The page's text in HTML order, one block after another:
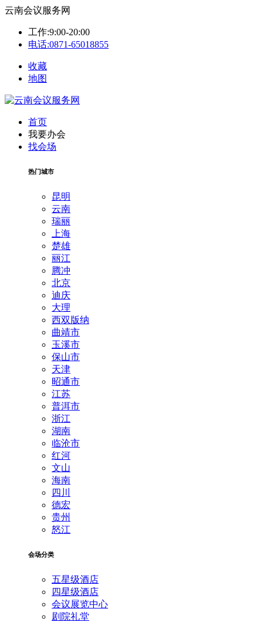
云南会议服务网
工作:9:00-20:00
电话:0871-65018855
收藏
地图
首页
我要办会
找会场
热门城市
昆明
云南
瑞丽
上海
楚雄
丽江
腾冲
北京
迪庆
大理
西双版纳
曲靖市
玉溪市
保山市
天津
昭通市
江苏
普洱市
浙江
湖南
临沧市
红河
文山
海南
四川
德宏
贵州
怒江
会场分类
五星级酒店
四星级酒店
会议展览中心
剧院礼堂